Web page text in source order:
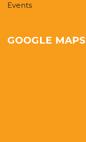
Events
GOOGLE MAPS